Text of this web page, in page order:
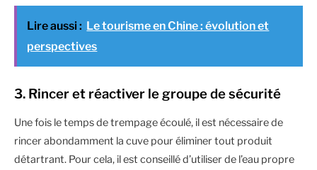
Lire aussi : Le tourisme en Chine : évolution et
perspectives
3. Rincer et réactiver le groupe de sécurité
Une fois le temps de trempage écoulé, il est nécessaire de
rincer abondamment la cuve pour éliminer tout produit
détartrant. Pour cela, il est conseillé d’utiliser de l’eau propre